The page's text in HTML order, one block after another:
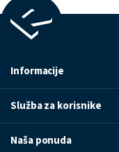
Informacije
Služba za korisnike
Naša ponuda